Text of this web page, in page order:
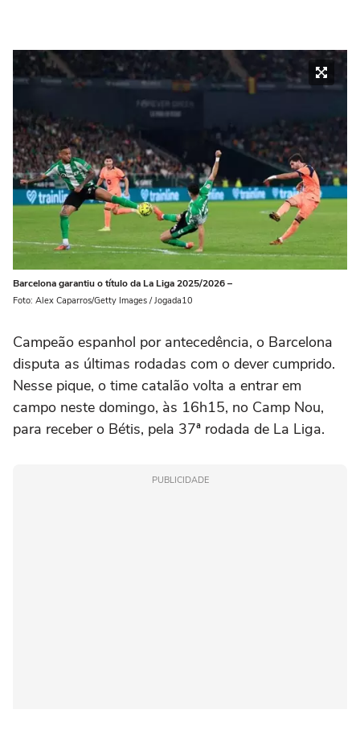
Barcelona garantiu o título da La Liga 2025/2026 –
Foto: Alex Caparros/Getty Images / Jogada10
Campeão espanhol por antecedência, o Barcelona
disputa as últimas rodadas com o dever cumprido.
Nesse pique, o time catalão volta a entrar em
campo neste domingo, às 16h15, no Camp Nou,
para receber o Bétis, pela 37ª rodada de La Liga.
PUBLICIDADE